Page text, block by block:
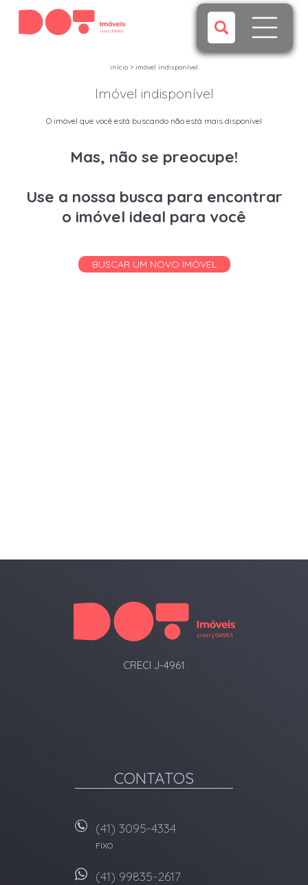
início > imóvel indisponível
Imóvel indisponível
O imóvel que você está buscando não está mais disponível
Mas, não se preocupe!
Use a nossa busca para encontrar
o imóvel ideal para você
BUSCAR UM NOVO IMÓVEL
CRECI J-4961
CONTATOS
(41) 3095-4334
FIXO
(41) 99835-2617